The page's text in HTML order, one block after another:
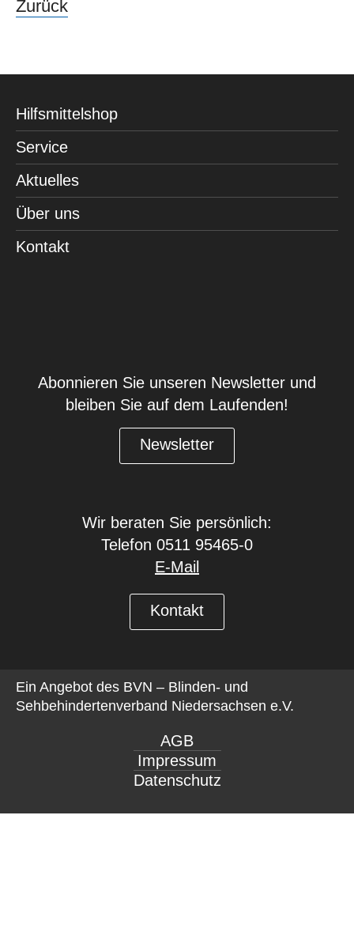
Zurück
Hilfsmittelshop
Service
Aktuelles
Über uns
Kontakt
Abonnieren Sie unseren Newsletter und
bleiben Sie auf dem Laufenden!
Newsletter
Wir beraten Sie persönlich:
Telefon 0511 95465-0
E-Mail
Kontakt
Ein Angebot des BVN – Blinden- und
Sehbehindertenverband Niedersachsen e.V.
AGB
Impressum
Datenschutz